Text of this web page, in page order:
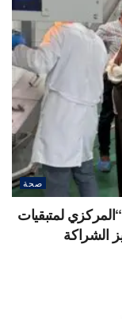
صحة
لمتبقيات
الشراكة